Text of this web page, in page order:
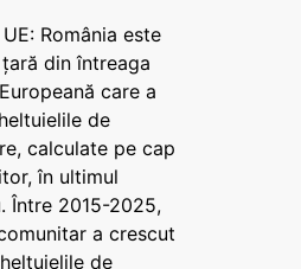
România este
din întreaga
care a
de
calculate pe cap
în ultimul
Între 2015-2025,
a crescut
de